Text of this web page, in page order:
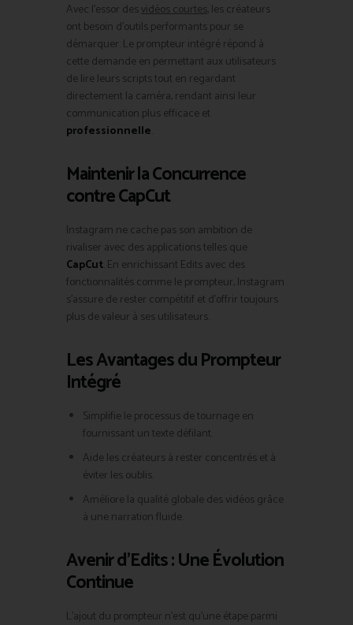
Avec l’essor desvidéos courtes, les créateurs
ont besoin d’outils performants pour se
démarquer. Le prompteur intégré répond à
cette demande en permettant aux utilisateurs
de lire leurs scripts tout en regardant
directement la caméra, rendant ainsi leur
communication plus efficace et
professionnelle
Maintenir la Concurrence
contre CapCut
Instagram ne cache pas son ambition de
rivaliser avec des applications telles que
CapCut . En enrichissant Edits avec des
fonctionnalités comme le prompteur, Instagram
s’assure de rester compétitif et d’offrir toujours
plus de valeur à ses utilisateurs.
Les Avantages du Prompteur
Intégré
Simplifie le processus de tournage en
fournissant un texte défilant.
Aide les créateurs à rester concentrés et à
éviter les oublis.
Améliore la qualité globale des vidéos grâce
à une narration fluide.
Avenir d’Edits : Une Évolution
Continue
L’ajout du prompteur n’est qu’une étape parmi